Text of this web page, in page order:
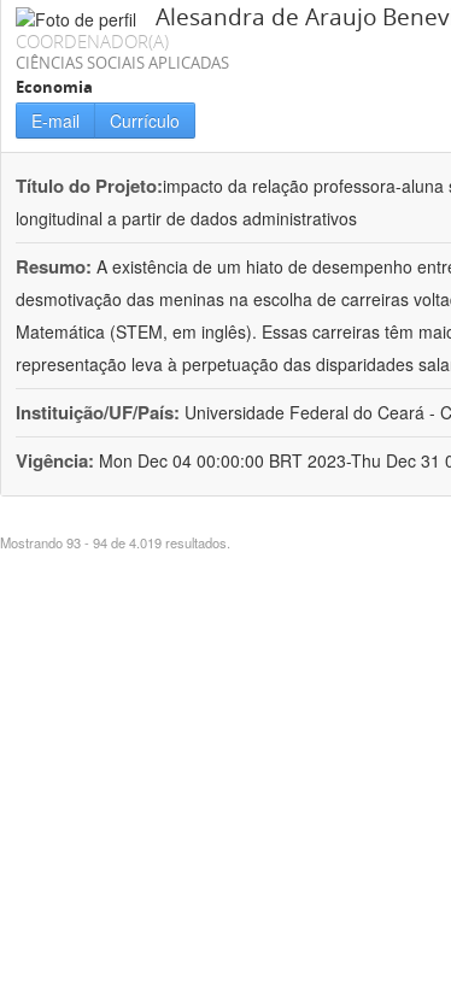
Alesandra de Araujo
COORDENADOR(A)
CIÊNCIAS SOCIAIS APLICADAS
Economia
E-mail Currículo
Título do Projeto:impacto da relação professora-
longitudinal a partir de dados administrativos
Resumo: A existência de um hiato de desempenho
desmotivação das meninas na escolha de carreiras
Matemática (STEM, em inglês). Essas carreiras têm
representação leva à perpetuação das disparidades
Instituição/UF/País: Universidade Federal do Ceará -
Vigência: Mon Dec 04 00:00:00 BRT 2023-Thu Dec 31
Mostrando 93 - 94 de 4.019 resultados.